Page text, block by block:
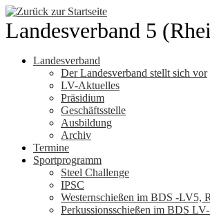
Zum
Inhalt
springen
Landesverband 5
Landesverband
Der Landesverband stellt sich vor
LV-Aktuelles
Präsidium
Geschäftsstelle
Ausbildung
Archiv
Termine
Sportprogramm
Steel Challenge
IPSC
Westernschießen im BDS -LV5,
Perkussionsschießen im BDS